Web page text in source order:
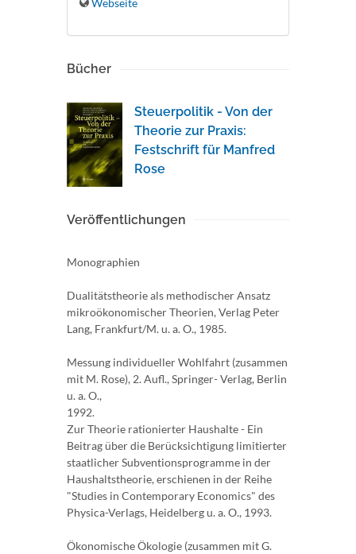
Webseite
Bücher
Steuerpolitik - Von der
Theorie zur Praxis:
Festschrift für Manfred
Rose
Veröffentlichungen
Monographien
Dualitätstheorie als methodischer Ansatz
mikroökonomischer Theorien, Verlag Peter
Lang, Frankfurt/M. u. a. O., 1985.
Messung individueller Wohlfahrt (zusammen
mit M. Rose), 2. Aufl., Springer- Verlag, Berlin
u. a. O.,
1992.
Zur Theorie rationierter Haushalte - Ein
Beitrag über die Berücksichtigung limitierter
staatlicher Subventionsprogramme in der
Haushaltstheorie, erschienen in der Reihe
"Studies in Contemporary Economics" des
Physica-Verlags, Heidelberg u. a. O., 1993.
Ökonomische Ökologie (zusammen mit G.